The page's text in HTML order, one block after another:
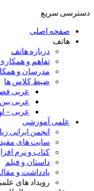
دسترسی سریع
صفحه اصلی
هاتف
درباره هاتف
تفاهم و
مدرسان و
ضبط کلاس ها
عربی
عربی
عربی –
علمی آموزشی
انجمن ایرانی
سایت های مفید
کتاب و نرم
داستان و فیلم
یادداشت و
رویداد های